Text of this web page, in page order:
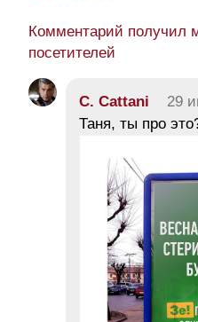
Комментарий получил
посетителей
C. Cattani 29
Таня, ты про